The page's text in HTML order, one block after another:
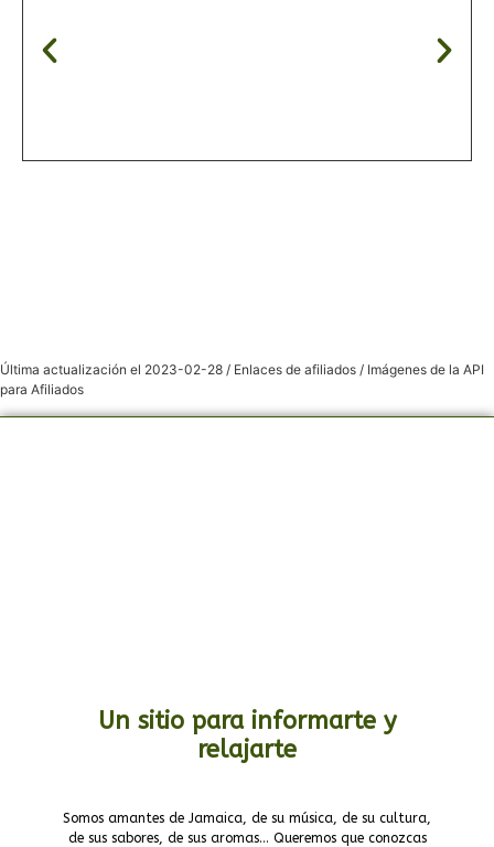
Última actualización el 2023-02-28 / Enlaces de afiliados / Imágenes de la API
para Afiliados
Un sitio para informarte y
relajarte
Somos amantes de Jamaica, de su música, de su cultura,
de sus sabores, de sus aromas… Queremos que conozcas